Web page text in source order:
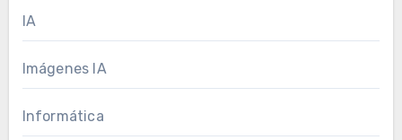
IA
Imágenes IA
Informática